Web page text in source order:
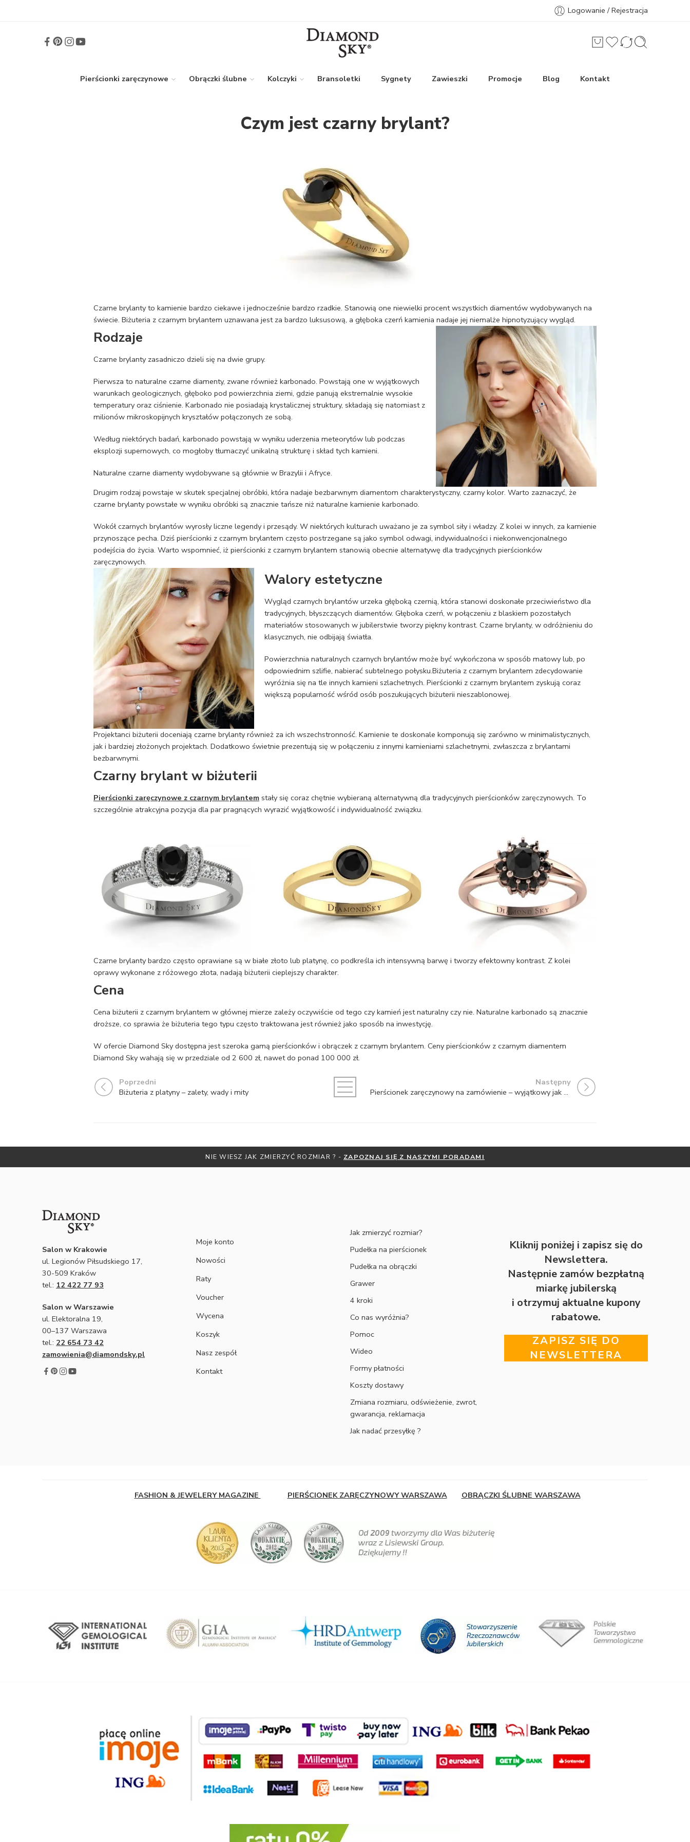
Logowanie / Rejestracja
Pierścionki zaręczynowe Obrączki ślubne Kolczyki Bransoletki Sygnety Zawieszki Promocje Blog Kontakt
Czym jest czarny brylant?
Czarne brylanty to kamienie bardzo ciekawe i jednocześnie bardzo rzadkie. Stanowią one niewielki procent wszystkich diamentów wydobywanych na
świecie. Biżuteria z czarnym brylantem uznawana jest za bardzo luksusową, a głęboka czerń kamienia nadaje jej niemalże hipnotyzujący wygląd.
Rodzaje
Czarne brylanty zasadniczo dzieli się na dwie grupy.
Pierwsza to naturalne czarne diamenty, zwane również karbonado. Powstają one w wyjątkowych
warunkach geologicznych, głęboko pod powierzchnia ziemi, gdzie panują ekstremalnie wysokie
temperatury oraz ciśnienie. Karbonado nie posiadają krystalicznej struktury, składają się natomiast z
milionów mikroskopijnych kryształów połączonych ze sobą.
Według niektórych badań, karbonado powstają w wyniku uderzenia meteorytów lub podczas
eksplozji supernowych, co mogłoby tłumaczyć unikalną strukturę i skład tych kamieni.
Naturalne czarne diamenty wydobywane są głównie w Brazylii i Afryce.
Drugim rodzaj powstaje w skutek specjalnej obróbki, która nadaje bezbarwnym diamentom charakterystyczny, czarny kolor. Warto zaznaczyć, że
czarne brylanty powstałe w wyniku obróbki są znacznie tańsze niż naturalne kamienie karbonado.
Wokół czarnych brylantów wyrosły liczne legendy i przesądy. W niektórych kulturach uważano je za symbol siły i władzy. Z kolei w innych, za kamienie
przynoszące pecha. Dziś pierścionki z czarnym brylantem często postrzegane są jako symbol odwagi, indywidualności i niekonwencjonalnego
podejścia do życia. Warto wspomnieć, iż pierścionki z czarnym brylantem stanowią obecnie alternatywę dla tradycyjnych pierścionków
zaręczynowych.
Walory estetyczne
Wygląd czarnych brylantów urzeka głęboką czernią, która stanowi doskonałe przeciwieństwo dla
tradycyjnych, błyszczących diamentów. Głęboka czerń, w połączeniu z blaskiem pozostałych
materiałów stosowanych w jubilerstwie tworzy piękny kontrast. Czarne brylanty, w odróżnieniu do
klasycznych, nie odbijają światła.
Powierzchnia naturalnych czarnych brylantów może być wykończona w sposób matowy lub, po
odpowiednim szlifie, nabierać subtelnego połysku.Biżuteria z czarnym brylantem zdecydowanie
wyróżnia się na tle innych kamieni szlachetnych. Pierścionki z czarnym brylantem zyskują coraz
większą popularność wśród osób poszukujących biżuterii nieszablonowej.
Projektanci biżuterii doceniają czarne brylanty również za ich wszechstronność. Kamienie te doskonale komponują się zarówno w minimalistycznych,
jak i bardziej złożonych projektach. Dodatkowo świetnie prezentują się w połączeniu z innymi kamieniami szlachetnymi, zwłaszcza z brylantami
bezbarwnymi.
Czarny brylant w biżuterii
Pierścionki zaręczynowe z czarnym brylantem stały się coraz chętnie wybieraną alternatywną dla tradycyjnych pierścionków zaręczynowych. To
szczególnie atrakcyjna pozycja dla par pragnących wyrazić wyjątkowość i indywidualność związku.
Czarne brylanty bardzo często oprawiane są w białe złoto lub platynę, co podkreśla ich intensywną barwę i tworzy efektowny kontrast. Z kolei
oprawy wykonane z różowego złota, nadają biżuterii cieplejszy charakter.
Cena
Cena biżuterii z czarnym brylantem w głównej mierze zależy oczywiście od tego czy kamień jest naturalny czy nie. Naturalne karbonado są znacznie
droższe, co sprawia że biżuteria tego typu często traktowana jest również jako sposób na inwestycję.
W ofercie Diamond Sky dostępna jest szeroka gamą pierścionków i obrączek z czarnym brylantem. Ceny pierścionków z czarnym diamentem
Diamond Sky wahają się w przedziale od 2 600 zł, nawet do ponad 100 000 zł.
Poprzedni
Biżuteria z platyny – zalety, wady i mity
Następny
Pierścionek zaręczynowy na zamówienie – wyjątkowy jak Wasza miłość
NIE WIESZ JAK ZMIERZYĆ ROZMIAR ? - ZAPOZNAJ SIĘ Z NASZYMI PORADAMI
Salon w Krakowie
ul. Legionów Piłsudskiego 17,
30-509 Kraków
tel.: 12 422 77 93
Salon w Warszawie
ul. Elektoralna 19,
00–137 Warszawa
tel.: 22 654 73 42
zamowienia@diamondsky.pl
Moje konto
Nowości
Raty
Voucher
Wycena
Koszyk
Nasz zespół
Kontakt
Jak zmierzyć rozmiar?
Pudełka na pierścionek
Pudełka na obrączki
Grawer
4 kroki
Co nas wyróżnia?
Pomoc
Wideo
Formy płatności
Koszty dostawy
Zmiana rozmiaru, odświeżenie, zwrot,
gwarancja, reklamacja
Jak nadać przesyłkę ?
Kliknij poniżej i zapisz się do
Newslettera.
Następnie zamów bezpłatną
miarkę jubilerską
i otrzymuj aktualne kupony
rabatowe.
ZAPISZ SIĘ DO
NEWSLETTERA
FASHION & JEWELERY MAGAZINE PIERŚCIONEK ZARĘCZYNOWY WARSZAWA OBRĄCZKI ŚLUBNE WARSZAWA